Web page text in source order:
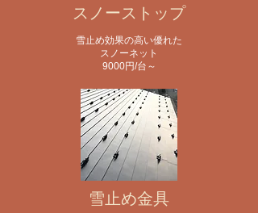
スノーストップ
雪止め効果の高い優れた
スノーネット
​9000円/台～
雪止め金具